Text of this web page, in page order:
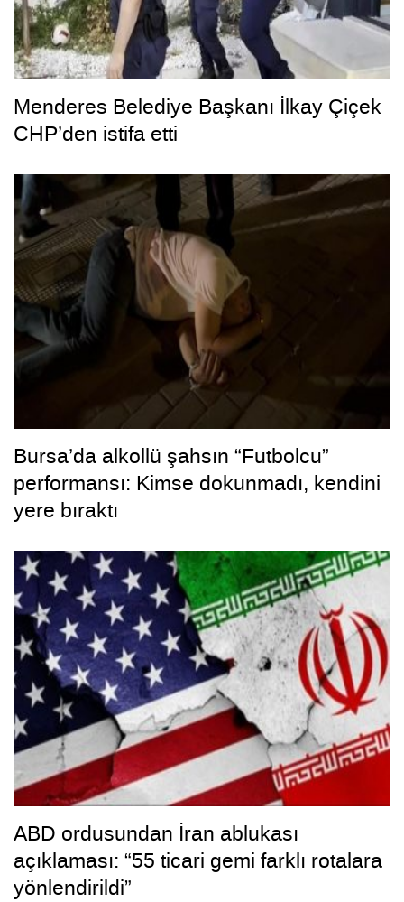
Menderes Belediye Başkanı İlkay Çiçek
CHP’den istifa etti
Bursa’da alkollü şahsın “Futbolcu”
performansı: Kimse dokunmadı, kendini
yere bıraktı
ABD ordusundan İran ablukası
açıklaması: “55 ticari gemi farklı rotalara
yönlendirildi”